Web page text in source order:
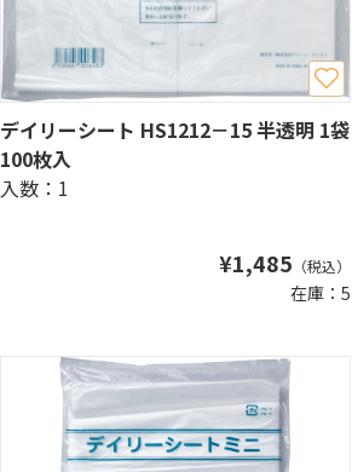
デイリーシート HS1212－15 半透明 1袋
100枚入
入数：1
¥1,485 （税込）
在庫：5